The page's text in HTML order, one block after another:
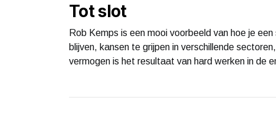
Tot slot
Rob Kemps is een mooi voorbeeld van hoe je
blijven, kansen te grijpen in verschillende
vermogen is het resultaat van hard werken in de